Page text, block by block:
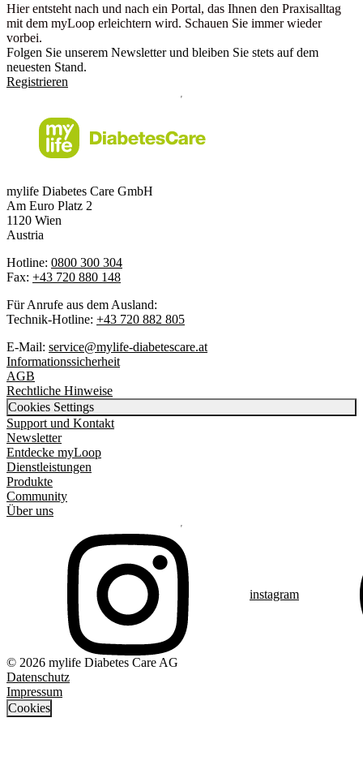
Hier entsteht nach und nach ein Portal, das Ihnen den Praxisalltag
mit dem myLoop erleichtern wird. Schauen Sie immer wieder
vorbei.
Folgen Sie unserem Newsletter und bleiben Sie stets auf dem
neuesten Stand.
Registrieren
mylife Diabetes Care GmbH
Am Euro Platz 2
1120 Wien
Austria
Hotline: 0800 300 304
Fax: +43 720 880 148
Für Anrufe aus dem Ausland:
Technik-Hotline: +43 720 882 805
E-Mail: service@mylife-diabetescare.at
Informationssicherheit
AGB
Rechtliche Hinweise
Cookies Settings
Support und Kontakt
Newsletter
Entdecke myLoop
Dienstleistungen
Produkte
Community
Über uns
instagram
© 2026 mylife Diabetes Care AG
Datenschutz
Impressum
Cookies